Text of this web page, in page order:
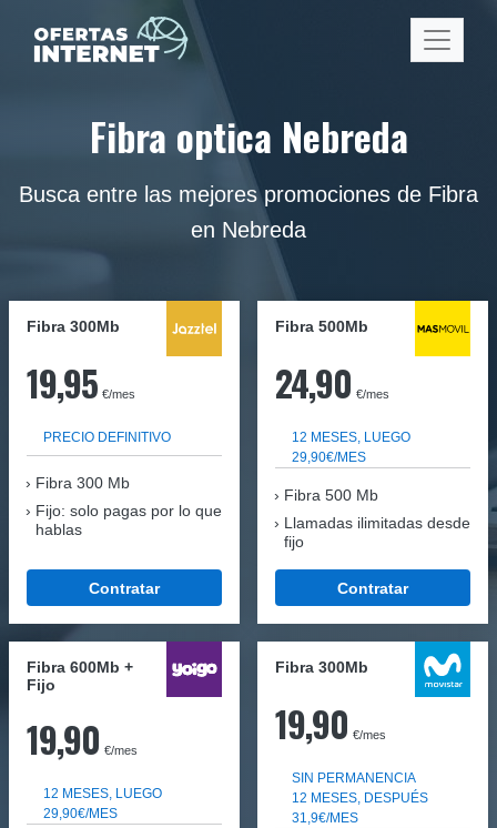
Fibra optica Nebreda
Busca entre las mejores promociones de Fibra
en Nebreda
Fibra 300Mb
19,95 €/mes
PRECIO DEFINITIVO
Fibra 300 Mb
Fijo: solo pagas por lo que
hablas
Contratar
Fibra 500Mb
24,90 €/mes
12 MESES, LUEGO
29,90€/MES
Fibra 500 Mb
Llamadas ilimitadas desde
fijo
Contratar
Fibra 600Mb +
Fijo
19,90 €/mes
12 MESES, LUEGO
29,90€/MES
Fibra 300Mb
19,90 €/mes
SIN PERMANENCIA
12 MESES, DESPUÉS
31,9€/MES